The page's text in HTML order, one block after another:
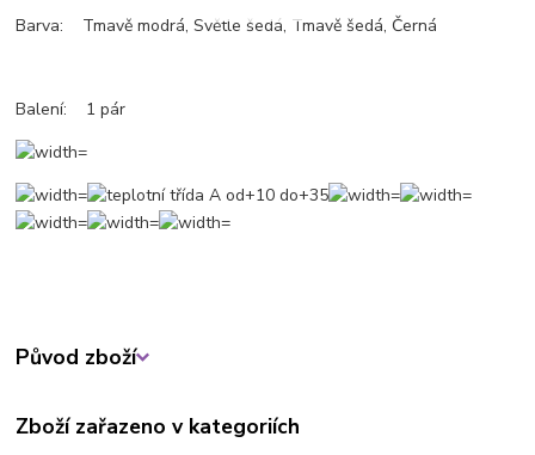
Barva: Tmavě modrá, Světle šedá, Tmavě šedá, Černá
Balení: 1 pár
Původ zboží
Zboží zařazeno v kategoriích